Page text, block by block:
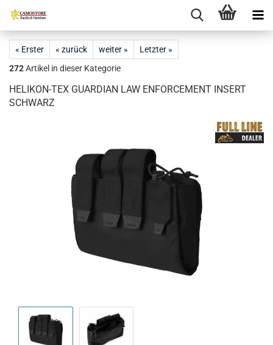
« Erster « zurück weiter »
Letzter »
272Artikel in dieser Kategorie
HELIKON-TEX GUARDIAN LAW ENFORCEMENT INSERT
SCHWARZ